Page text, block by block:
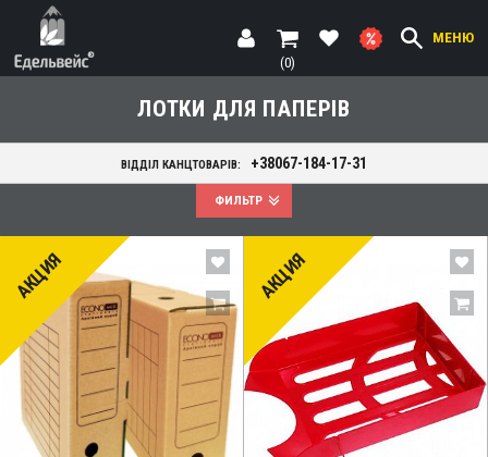
МЕНЮ
(0)
ЛОТКИ ДЛЯ ПАПЕРІВ
ВІДДІЛ КАНЦТОВАРІВ: +38067-184-17-31
ФИЛЬТР
АКЦИЯ АКЦИЯ